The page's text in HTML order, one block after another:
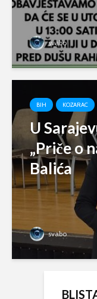
svabo
BIH KOZARAC
U
„Priče o
Balića
svabo